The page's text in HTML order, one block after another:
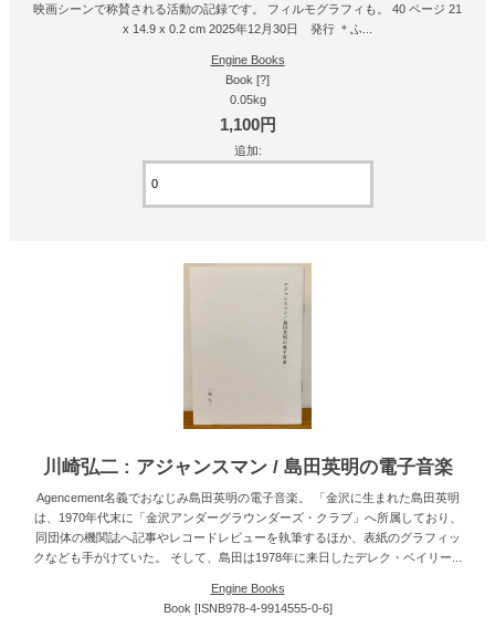
映画シーンで称賛される活動の記録です。 フィルモグラフィも。 40 ページ 21
x 14.9 x 0.2 cm 2025年12月30日 発行 ＊ふ...
Engine Books
Book [?]
0.05kg
1,100円
追加:
川崎弘二 : アジャンスマン / 島田英明の電子音楽
Agencement名義でおなじみ島田英明の電子音楽。 「金沢に生まれた島田英明
は、1970年代末に「金沢アンダーグラウンダーズ・クラブ」へ所属しており、
同団体の機関誌へ記事やレコードレビューを執筆するほか、表紙のグラフィッ
クなども手がけていた。 そして、島田は1978年に来日したデレク・ベイリー...
Engine Books
Book [ISNB978-4-9914555-0-6]